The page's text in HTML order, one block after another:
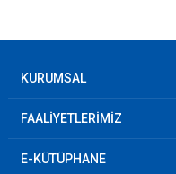
KURUMSAL
FAALİYETLERİMİZ
E-KÜTÜPHANE